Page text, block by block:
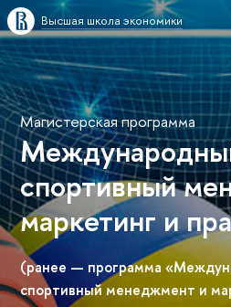
Высшая школа экономики
Магистерская программа
спортивный
маркетинг и
(ранее — программа
спортивный менеджмент и